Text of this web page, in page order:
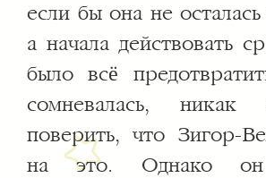
если бы она не
а начала действовать
было всё
сомневалась,
поверить, что Зигор-
на это. Однако он